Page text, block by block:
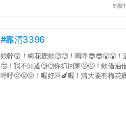
點擊
#靠清3396
欸幹😲！梅花鹿欸🧐🧐！嗚呼😎😎😤😤
🤔！我不知道🧐🧐你抓回家😤😤！欸借
呼呼😤😤😤！喔好屌🍆喔！清大要有梅花